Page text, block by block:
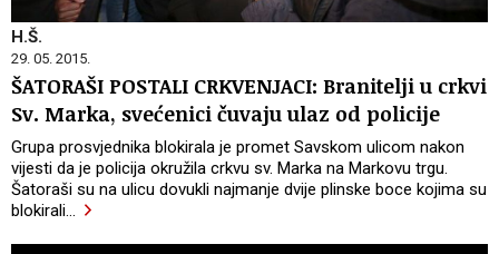
H.Š.
29. 05. 2015.
ŠATORAŠI POSTALI CRKVENJACI: Branitelji u crkvi
Sv. Marka, svećenici čuvaju ulaz od policije
Grupa prosvjednika blokirala je promet Savskom ulicom nakon
vijesti da je policija okružila crkvu sv. Marka na Markovu trgu.
Šatoraši su na ulicu dovukli najmanje dvije plinske boce kojima su
blokirali…